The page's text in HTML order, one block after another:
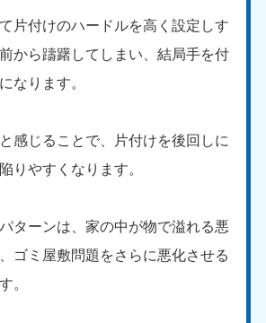
片付けのハードルを高く設定しす
から躊躇してしまい、結局手を付
なります。
感じることで、片付けを後回しに
りやすくなります。
ターンは、家の中が物で溢れる悪
ゴミ屋敷問題をさらに悪化させる
。